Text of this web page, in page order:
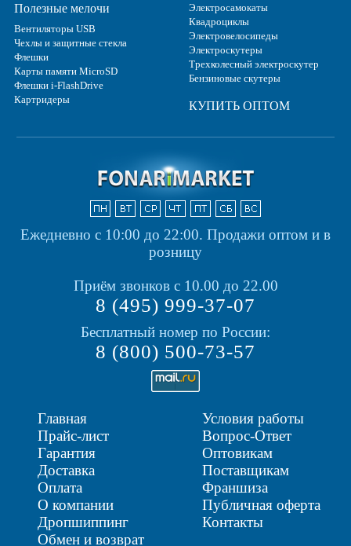
Полезные мелочи
Вентиляторы USB
Чехлы и защитные стекла
Флешки
Карты памяти MicroSD
Флешки i-FlashDrive
Картридеры
Электросамокаты
Квадроциклы
Электровелосипеды
Электроскутеры
Трехколесный электроскутер
Бензиновые скутеры
КУПИТЬ ОПТОМ
Ежедневно с 10:00 до 22:00. Продажи оптом и в
розницу
Приём звонков с 10.00 до 22.00
8 (495) 999-37-07
Бесплатный номер по России:
8 (800) 500-73-57
Главная
Прайс-лист
Гарантия
Доставка
Оплата
О компании
Дропшиппинг
Обмен и возврат
Условия работы
Вопрос-Ответ
Оптовикам
Поставщикам
Франшиза
Публичная оферта
Контакты